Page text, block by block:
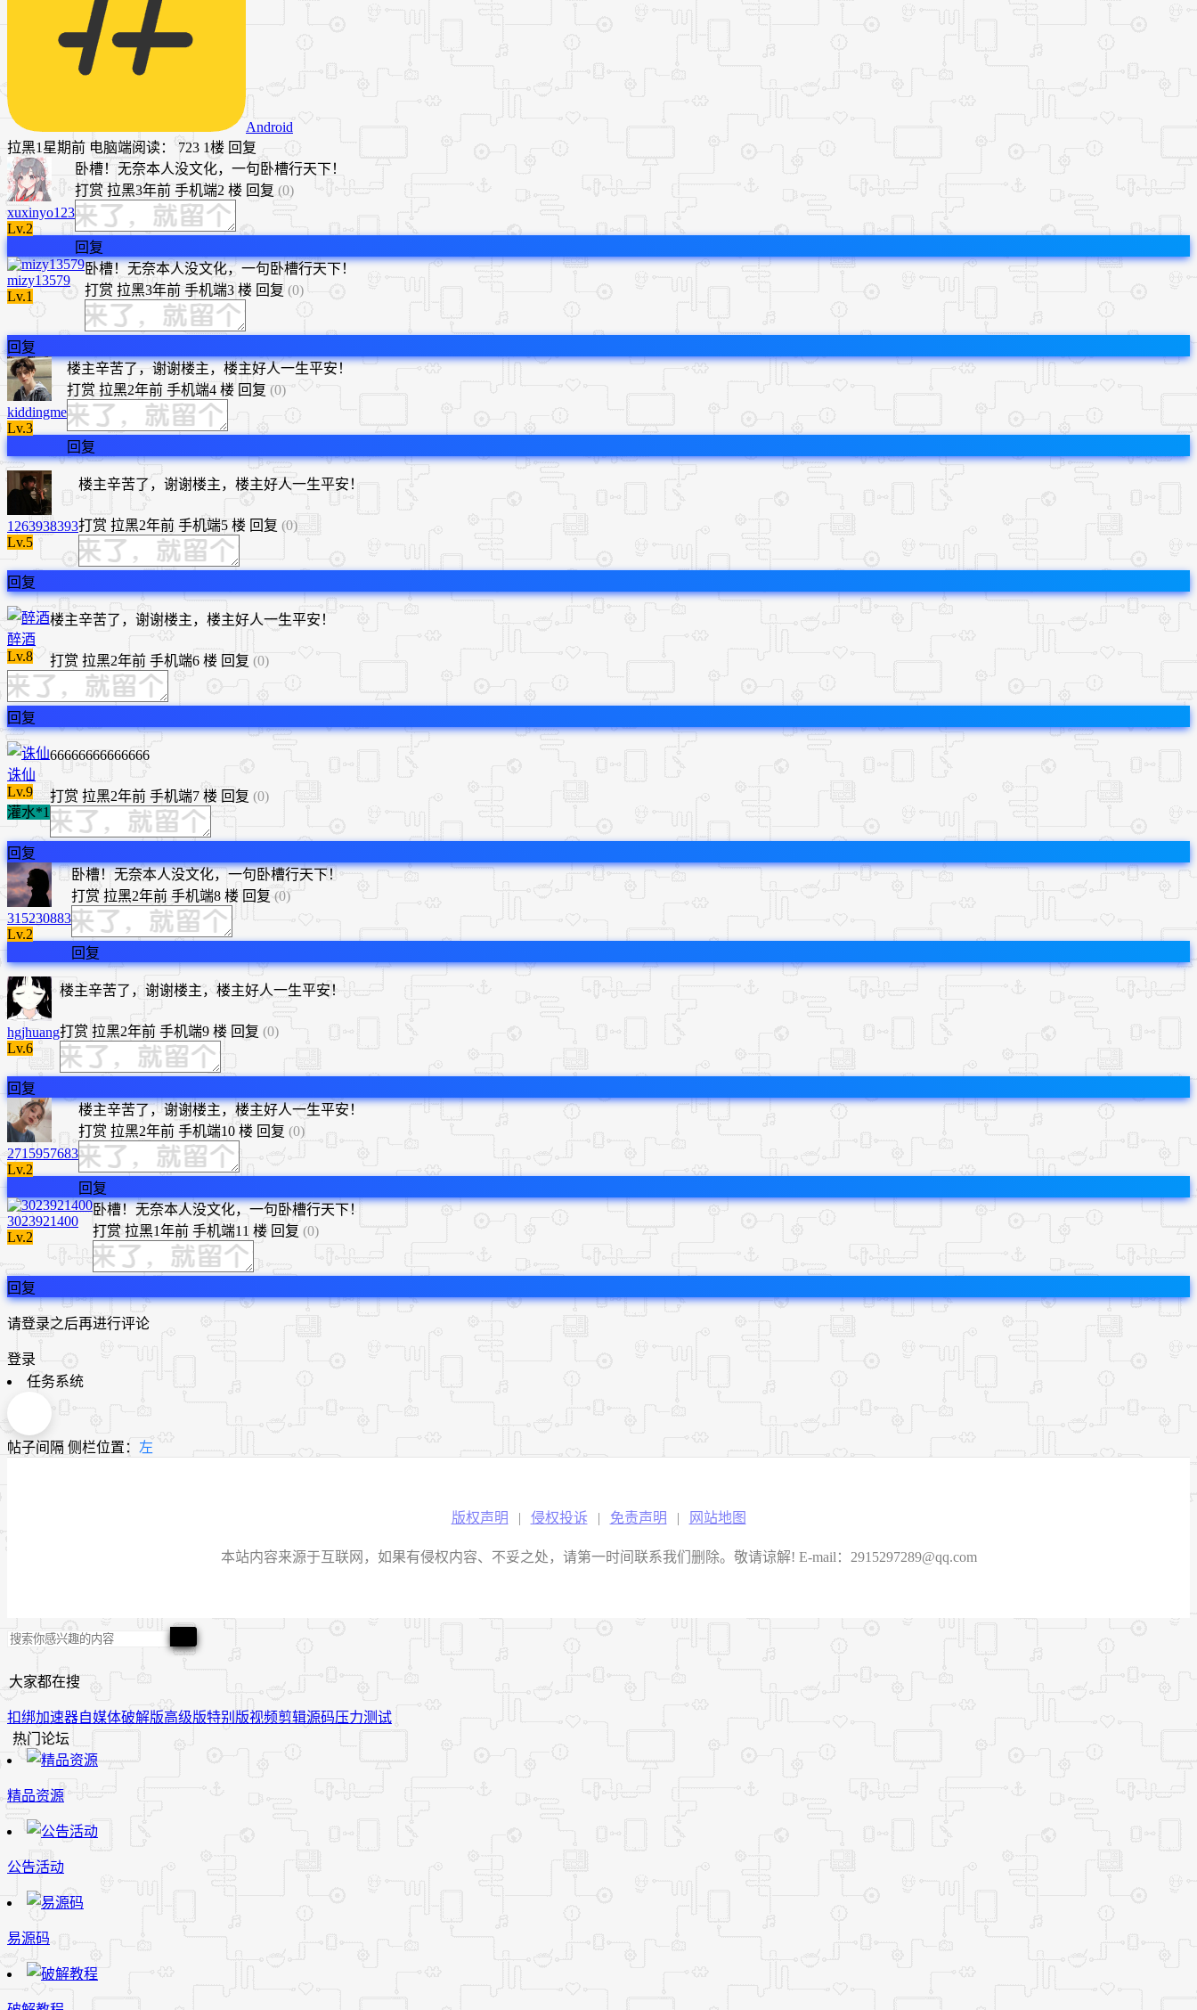
Android
拉黑1星期前 电脑端阅读： 723 1楼 回复
xuxinyo123
Lv.2
卧槽！无奈本人没文化，一句卧槽行天下！
打赏 拉黑3年前 手机端2 楼 回复 (0)
回复
mizy13579
Lv.1
卧槽！无奈本人没文化，一句卧槽行天下！
打赏 拉黑3年前 手机端3 楼 回复 (0)
回复
kiddingme
Lv.3
​楼主辛苦了，谢谢楼主，楼主好人一生平安！
打赏 拉黑2年前 手机端4 楼 回复 (0)
回复
1263938393
Lv.5
楼主辛苦了，谢谢楼主，楼主好人一生平安！
打赏 拉黑2年前 手机端5 楼 回复 (0)
回复
醉酒
Lv.8
楼主辛苦了，谢谢楼主，楼主好人一生平安！
打赏 拉黑2年前 手机端6 楼 回复 (0)
回复
诛仙
Lv.9
灌水*1
66666666666666
打赏 拉黑2年前 手机端7 楼 回复 (0)
回复
315230883
Lv.2
卧槽！无奈本人没文化，一句卧槽行天下！
打赏 拉黑2年前 手机端8 楼 回复 (0)
回复
hgjhuang
Lv.6
楼主辛苦了，谢谢楼主，楼主好人一生平安！
打赏 拉黑2年前 手机端9 楼 回复 (0)
回复
2715957683
Lv.2
​楼主辛苦了，谢谢楼主，楼主好人一生平安！
打赏 拉黑2年前 手机端10 楼 回复 (0)
回复
3023921400
Lv.2
卧槽！无奈本人没文化，一句卧槽行天下！
打赏 拉黑1年前 手机端11 楼 回复 (0)
回复
请登录之后再进行评论
登录
任务系统
帖子间隔 侧栏位置： 左
版权声明 | 侵权投诉 | 免责声明 | 网站地图
本站内容来源于互联网，如果有侵权内容、不妥之处，请第一时间联系我们删除。敬请谅解! E-mail：2915297289@qq.com
大家都在搜
扣绑加速器自媒体破解版高级版特别版视频剪辑源码压力测试
热门论坛
精品资源
公告活动
易源码